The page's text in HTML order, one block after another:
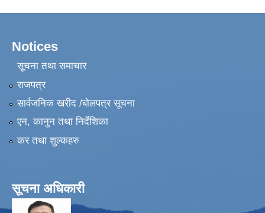
Notices
सूचना तथा समाचार
राजपत्र
सार्वजनिक खरीद /बोलपत्र सूचना
एन, कानुन तथा निर्देशिका
कर तथा शुल्कहरु
सूचना अधिकारी